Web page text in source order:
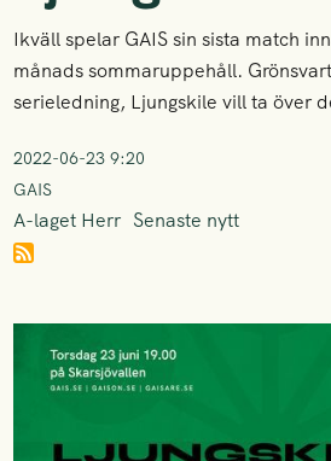
Ikväll spelar GAIS sin sista match
månads sommaruppehåll.
serieledning, Ljungskile vill ta över
2022-06-23 9:20
GAIS
A-laget Herr Senaste nytt